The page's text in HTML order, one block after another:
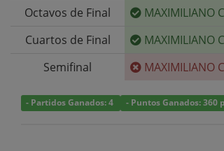
Octavos de Final MAXIMILIANO
Cuartos de Final MAXIMILIANO
Semifinal MAXIMILIANO
- Partidos Ganados: 4 - Puntos Ganados: 360